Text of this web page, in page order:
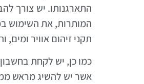
התארגנותו. יש צורך
המותרות, את השימוש
תקני זיהום אוויר
כמו כן, יש לקחת
אשר יש להשיג מראש